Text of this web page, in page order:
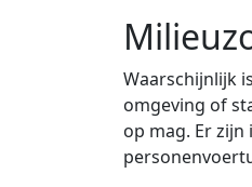
Waarschijnlijk
omgeving of
op mag. Er